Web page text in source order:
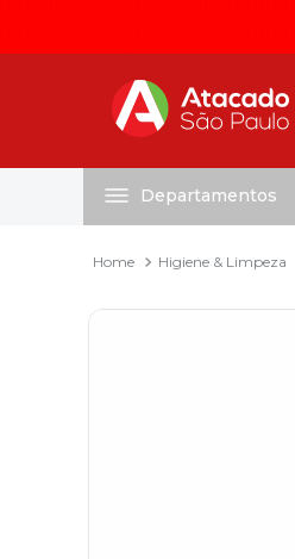
Departamentos
Higiene & Limpeza
mala